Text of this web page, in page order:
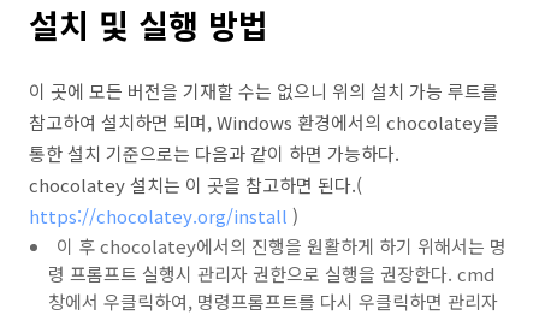
설치 및 실행 방법
이 곳에 모든 버전을 기재할 수는 없으니 위의 설치 가능 루트를
참고하여 설치하면 되며, Windows 환경에서의 chocolatey를
통한 설치 기준으로는 다음과 같이 하면 가능하다.
chocolatey 설치는 이 곳을 참고하면 된다.(
https://chocolatey.org/install )
이 후 chocolatey에서의 진행을 원활하게 하기 위해서는 명
령 프롬프트 실행시 관리자 권한으로 실행을 권장한다. cmd
창에서 우클릭하여, 명령프롬프트를 다시 우클릭하면 관리자